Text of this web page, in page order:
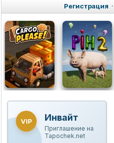
Регистрация ·
VIP Инвайт
Приглашение на
Tapochek.net